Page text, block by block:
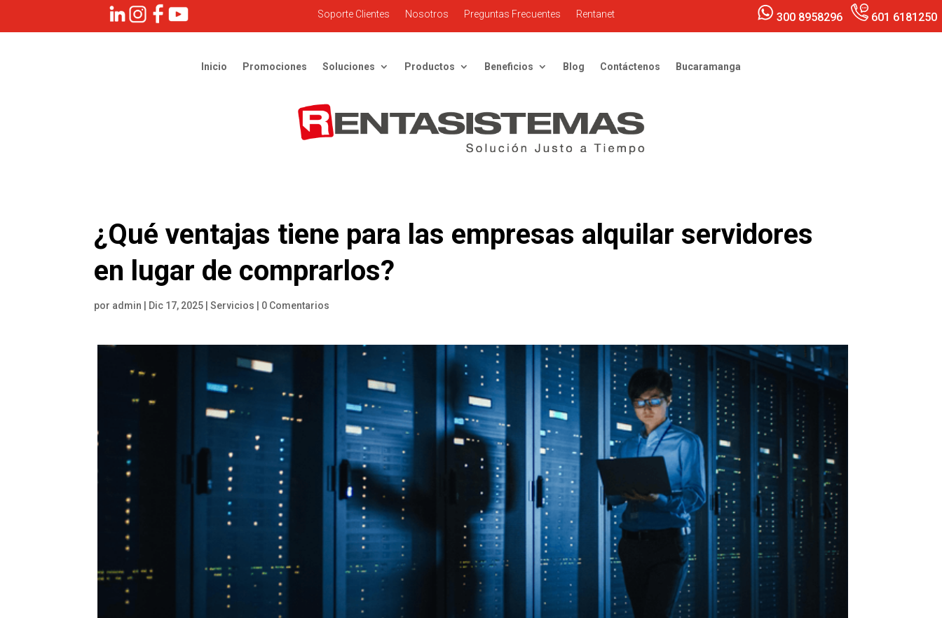
Soporte Clientes Nosotros Preguntas Frecuentes Rentanet 300 8958296 601 6181250
Inicio Promociones Soluciones Productos Beneficios Blog Contáctenos Bucaramanga
¿Qué ventajas tiene para las empresas alquilar servidores
en lugar de comprarlos?
por admin | Dic 17, 2025 |Servicios | 0 Comentarios